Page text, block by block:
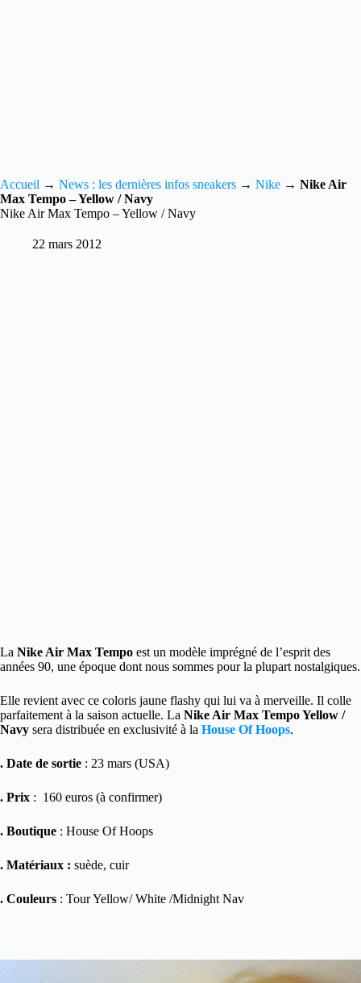
Accueil → News : les dernières infos sneakers → Nike → Nike Air
Max Tempo – Yellow / Navy
Nike Air Max Tempo – Yellow / Navy
22 mars 2012
La Nike Air Max Tempo est un modèle imprégné de l’esprit des
années 90, une époque dont nous sommes pour la plupart nostalgiques.
Elle revient avec ce coloris jaune flashy qui lui va à merveille. Il colle
parfaitement à la saison actuelle. La Nike Air Max Tempo Yellow /
Navy sera distribuée en exclusivité à la House Of Hoops.
. Date de sortie : 23 mars (USA)
. Prix : 160 euros (à confirmer)
. Boutique : House Of Hoops
. Matériaux : suède, cuir
. Couleurs : Tour Yellow/ White /Midnight Nav